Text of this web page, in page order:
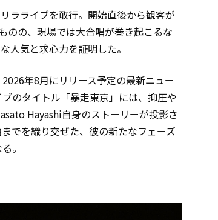
ラライブを敢行。開始直後から観客が
のの、現場では大合唱が巻き起こるな
人気と求心力を証明した。
年8月にリリース予定の最新ニュー
のタイトル「暴走東京」には、抑圧や
Hayashi自身のストーリーが投影さ
でを織り交ぜた、彼の新たなフェーズ
。